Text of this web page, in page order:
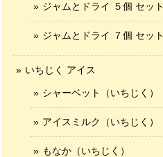
ジャムとドライ ５個 セット
ジャムとドライ ７個 セット
いちじく アイス
シャーベット（いちじく）
アイスミルク（いちじく）
もなか（いちじく）